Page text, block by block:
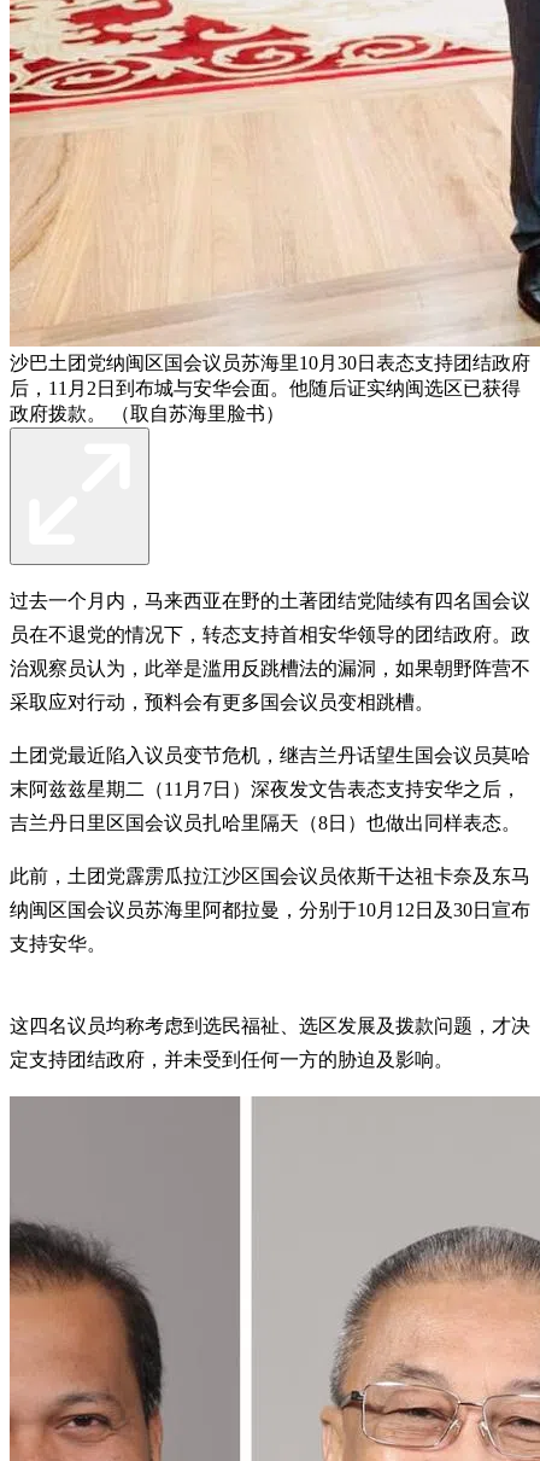
沙巴土团党纳闽区国会议员苏海里10月30日表态支持团结政府
后，11月2日到布城与安华会面。他随后证实纳闽选区已获得
政府拨款。 （取自苏海里脸书）
过去一个月内，马来西亚在野的土著团结党陆续有四名国会议
员在不退党的情况下，转态支持首相安华领导的团结政府。政
治观察员认为，此举是滥用反跳槽法的漏洞，如果朝野阵营不
采取应对行动，预料会有更多国会议员变相跳槽。
土团党最近陷入议员变节危机，继吉兰丹话望生国会议员莫哈
末阿兹兹星期二（11月7日）深夜发文告表态支持安华之后，
吉兰丹日里区国会议员扎哈里隔天（8日）也做出同样表态。
此前，土团党霹雳瓜拉江沙区国会议员依斯干达祖卡奈及东马
纳闽区国会议员苏海里阿都拉曼，分别于10月12日及30日宣布
支持安华。
这四名议员均称考虑到选民福祉、选区发展及拨款问题，才决
定支持团结政府，并未受到任何一方的胁迫及影响。